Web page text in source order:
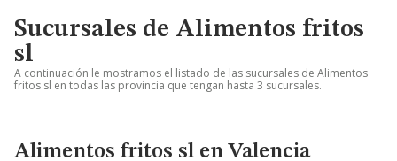
Sucursales de Alimentos fritos
sl
A continuación le mostramos el listado de las sucursales de Alimentos
fritos sl en todas las provincia que tengan hasta 3 sucursales.
Alimentos fritos sl en Valencia